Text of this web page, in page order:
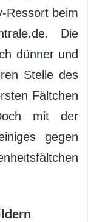
Ressort beim
Die
dünner und
Stelle des
Fältchen
mit der
gegen